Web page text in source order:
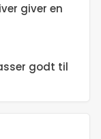
giver en
godt til